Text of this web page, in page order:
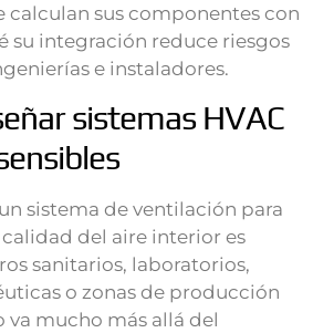
calculan sus componentes con
su integración reduce riesgos
e instaladores.
sistemas HVAC
sistema de ventilación para
del aire interior es
sanitarios, laboratorios,
o zonas de producción
va mucho más allá del